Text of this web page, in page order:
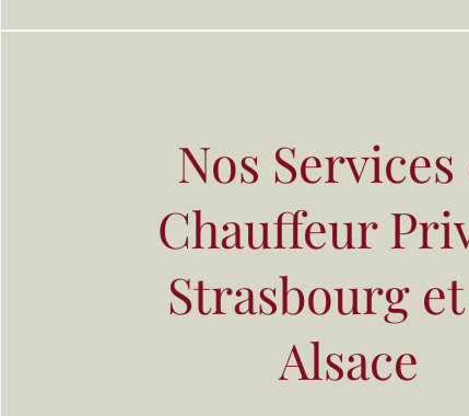
Nos Services
Chauffeur
Strasbourg
Alsace